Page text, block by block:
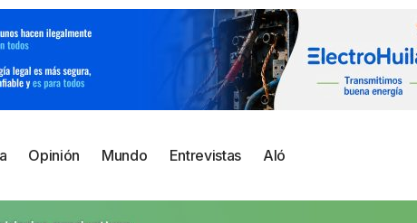
Opinión Mundo Entrevistas Aló